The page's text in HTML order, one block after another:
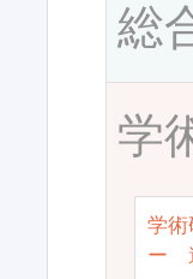
総
学
学術
ー